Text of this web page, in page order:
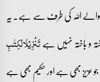
اللہ کی طرف سے ہے۔ یہ
و باختہ نہیں ہےتَنۡزِیۡلُالۡکِتٰبِ
عزیز بھی ہے اور حکیم بھی ہے